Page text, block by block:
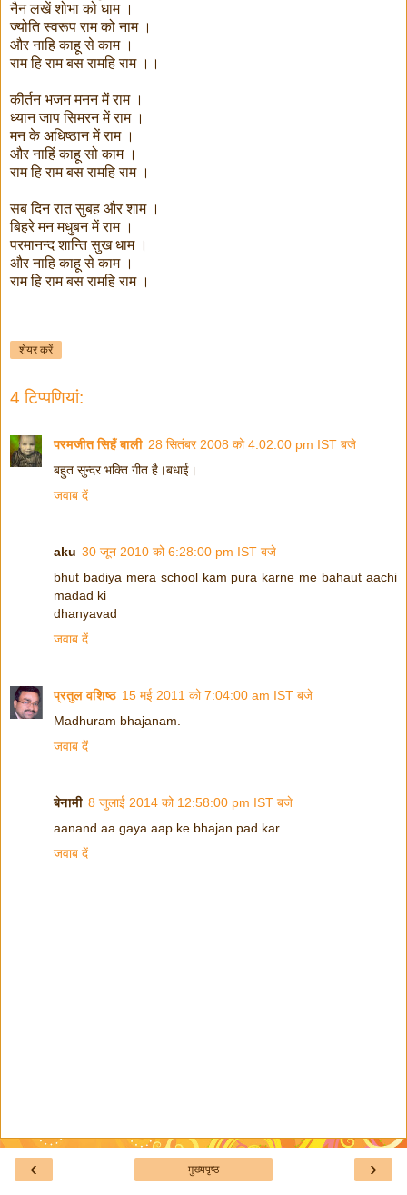
नैन लखें शोभा को धाम ।
ज्योति स्वरूप राम को नाम ।
और नाहि काहू से काम ।
राम हि राम बस रामहि राम ।।
कीर्तन भजन मनन में राम ।
ध्यान जाप सिमरन में राम ।
मन के अधिष्ठान में राम ।
और नाहिं काहू सो काम ।
राम हि राम बस रामहि राम ।
सब दिन रात सुबह और शाम ।
बिहरे मन मधुबन में राम ।
परमानन्द शान्ति सुख धाम ।
और नाहि काहू से काम ।
राम हि राम बस रामहि राम ।
शेयर करें
4 टिप्‍पणियां:
परमजीत सिहँ बाली 28 सितंबर 2008 को 4:02:00 pm IST बजे
बहुत सुन्दर भक्ति गीत है।बधाई।
जवाब दें
aku 30 जून 2010 को 6:28:00 pm IST बजे
bhut badiya mera school kam pura karne me bahaut aachi
madad ki
dhanyavad
जवाब दें
प्रतुल वशिष्ठ 15 मई 2011 को 7:04:00 am IST बजे
Madhuram bhajanam.
जवाब दें
बेनामी 8 जुलाई 2014 को 12:58:00 pm IST बजे
aanand aa gaya aap ke bhajan pad kar
जवाब दें
‹ ›
मुख्यपृष्ठ